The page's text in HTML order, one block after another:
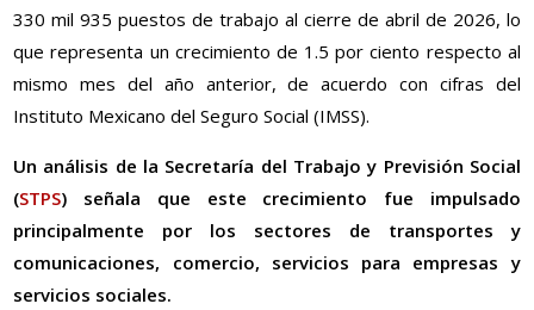
330 mil 935 puestos de trabajo al cierre de abril de 2026, lo
que representa un crecimiento de 1.5 por ciento respecto al
mismo mes del año anterior, de acuerdo con cifras del
Instituto Mexicano del Seguro Social (IMSS).
Un análisis de la Secretaría del Trabajo y Previsión Social
(STPS) señala que este crecimiento fue impulsado
principalmente por los sectores de transportes y
comunicaciones, comercio, servicios para empresas y
servicios sociales.